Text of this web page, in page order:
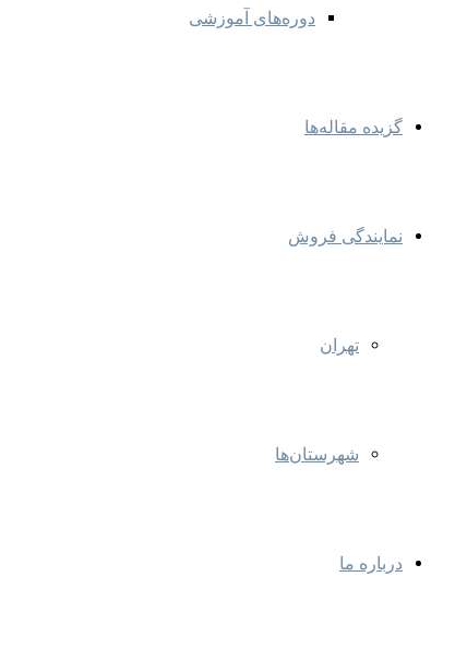
دوره‌های آموزشی
گزیده مقاله‌ها
نمایندگی‌ فروش
تهران
شهرستان‌ها
درباره ما